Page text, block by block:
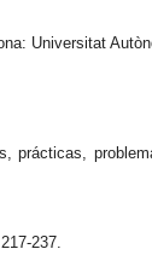
Universitat
prácticas,
237.